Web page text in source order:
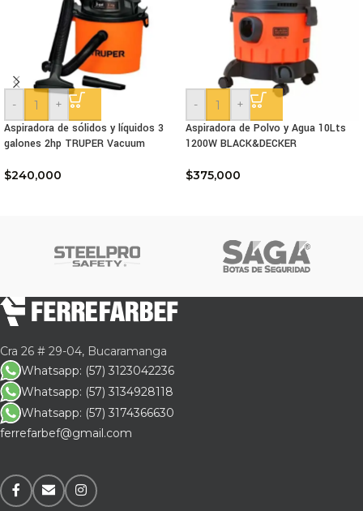
-
+
Aspiradora de sólidos y líquidos 3
galones 2hp TRUPER Vacuum
$240,000
-
+
Aspiradora de Polvo y Agua 10Lts
1200W BLACK&DECKER
$375,000
Cra 26 # 29-04, Bucaramanga
Whatsapp: (57) 3123042236
Whatsapp: (57) 3134928118
Whatsapp: (57) 3174366630
ferrefarbef@gmail.com